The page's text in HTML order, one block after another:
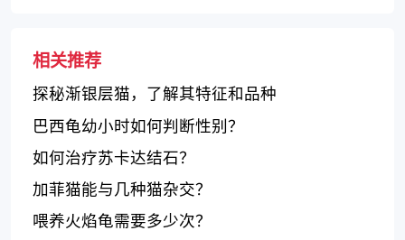
相关推荐
探秘渐银层猫，了解其特征和品种
巴西龟幼小时如何判断性别？
如何治疗苏卡达结石？
加菲猫能与几种猫杂交？
喂养火焰龟需要多少次？